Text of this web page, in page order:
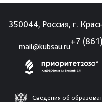
350044, Россия, г.
mail@kubsau.ru
+7
Сведения об